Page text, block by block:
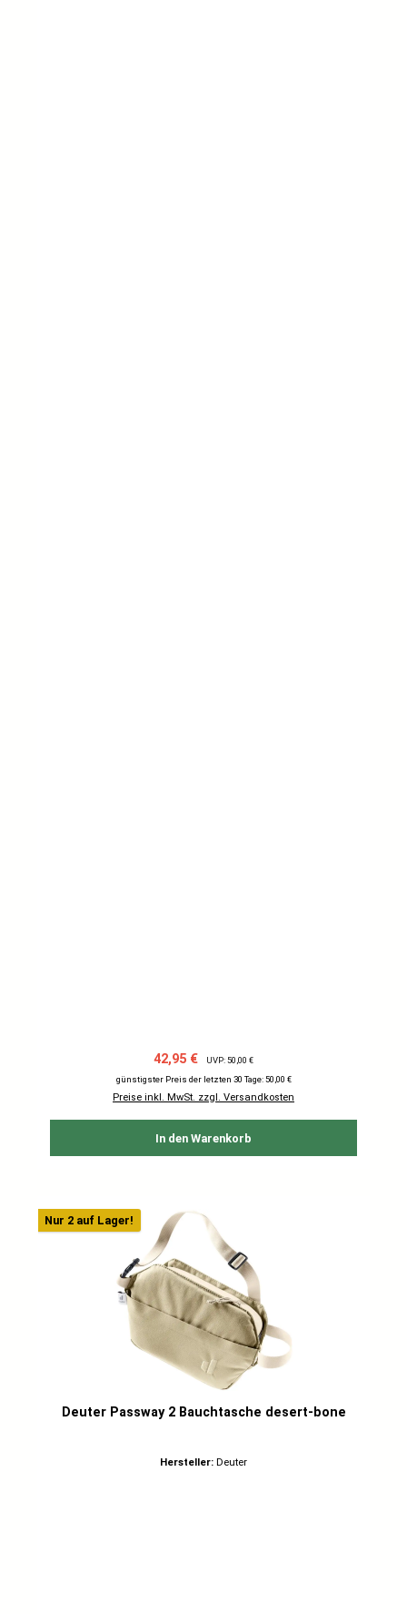
Verkaufspreis:
42,95 € Regulärer Preis:
UVP: 50,00 €
günstigster Preis der letzten 30 Tage: 50,00 €
Preise inkl. MwSt. zzgl. Versandkosten
In den Warenkorb
Nur 2 auf Lager!
Deuter Passway 2 Bauchtasche desert-bone
Hersteller: Deuter